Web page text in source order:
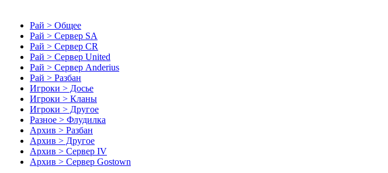
Рай > Общее
Рай > Сервер SA
Рай > Сервер CR
Рай > Сервер United
Рай > Сервер Anderius
Рай > Разбан
Игроки > Досье
Игроки > Кланы
Игроки > Другое
Разное > Флудилка
Архив > Разбан
Архив > Другое
Архив > Сервер IV
Архив > Сервер Gostown